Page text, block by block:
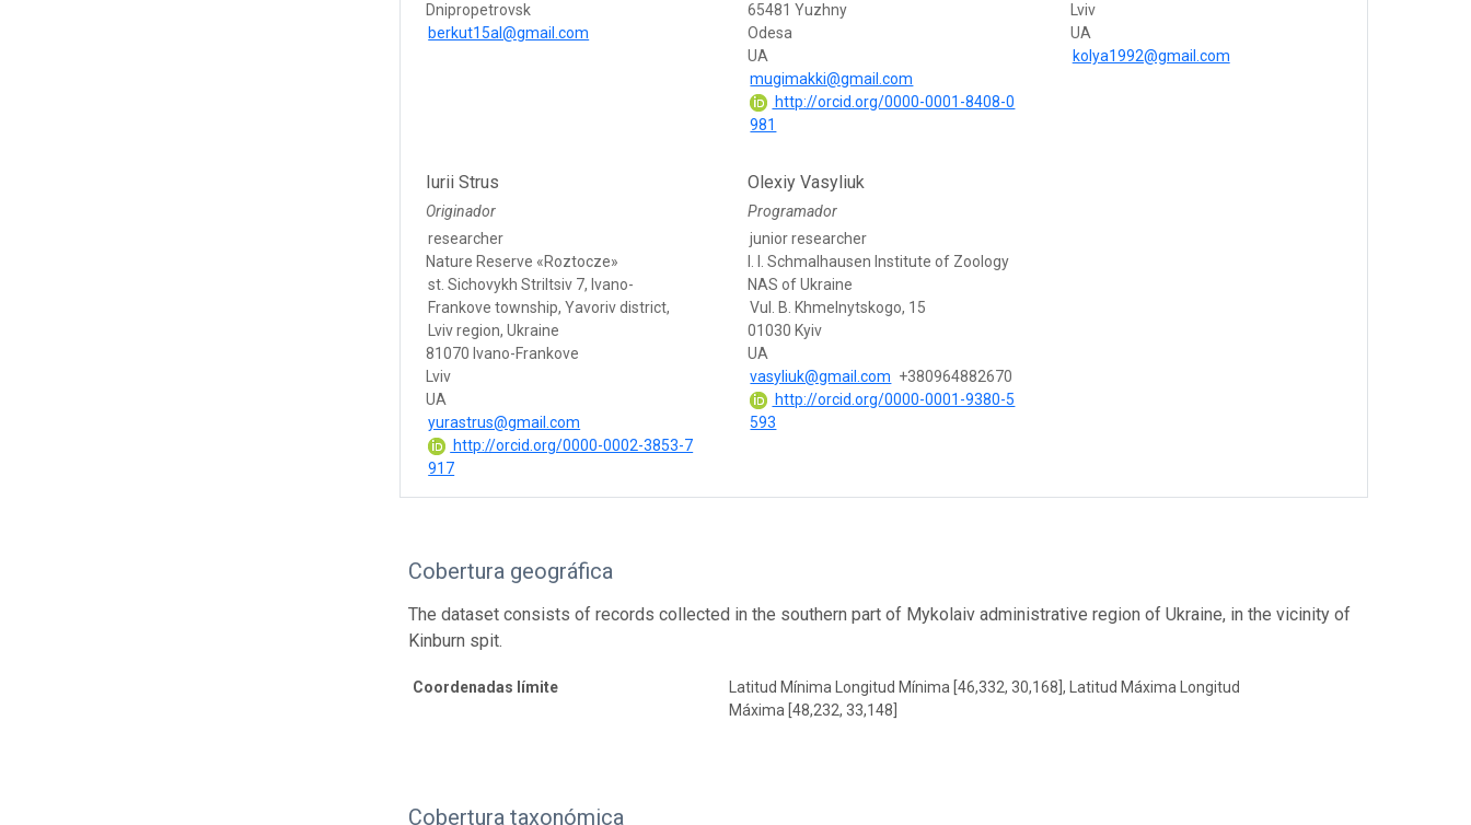
Dnipropetrovsk
berkut15al@gmail.com
65481 Yuzhny
Odesa
UA
mugimakki@gmail.com
http://orcid.org/0000-0001-8408-0
981
Lviv
UA
kolya1992@gmail.com
Iurii Strus
Originador
researcher
Nature Reserve «Roztocze»
st. Sichovykh Striltsiv 7, Ivano-
Frankove township, Yavoriv district,
Lviv region, Ukraine
81070 Ivano-Frankove
Lviv
UA
yurastrus@gmail.com
http://orcid.org/0000-0002-3853-7
917
Olexiy Vasyliuk
Programador
junior researcher
I. I. Schmalhausen Institute of Zoology
NAS of Ukraine
Vul. B. Khmelnytskogo, 15
01030 Kyiv
UA
vasyliuk@gmail.com +380964882670
http://orcid.org/0000-0001-9380-5
593
Cobertura geográfica
The dataset consists of records collected in the southern part of Mykolaiv administrative region of Ukraine, in the vicinity of
Kinburn spit.
Coordenadas límite
Latitud Mínima Longitud Mínima [46,332, 30,168], Latitud Máxima Longitud
Máxima [48,232, 33,148]
Cobertura taxonómica